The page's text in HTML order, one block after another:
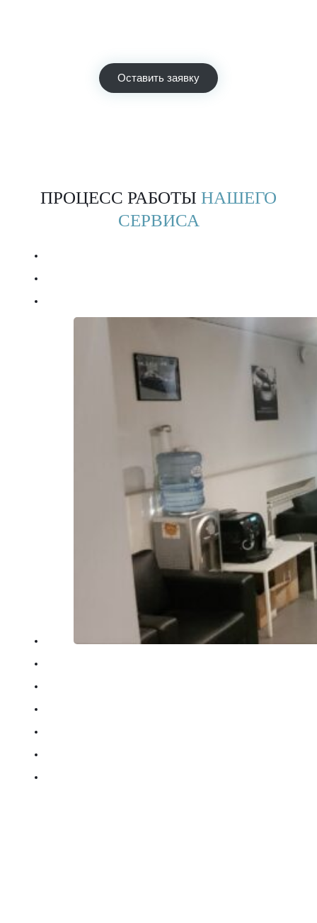
Оставить заявку
ПРОЦЕСС РАБОТЫ НАШЕГО
СЕРВИСА